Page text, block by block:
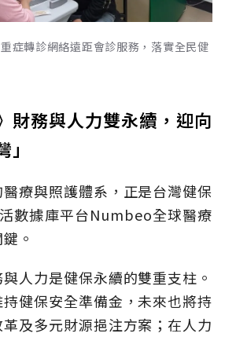
症轉診網絡遠距會診服務，落實全民健
財務與人力雙永續，迎向
療與照護體系，正是台灣健保
數據庫平台Numbeo全球醫療
。
人力是健保永續的雙重支柱。
健保安全準備金，未來也將持
及多元財源挹注方案；在人力